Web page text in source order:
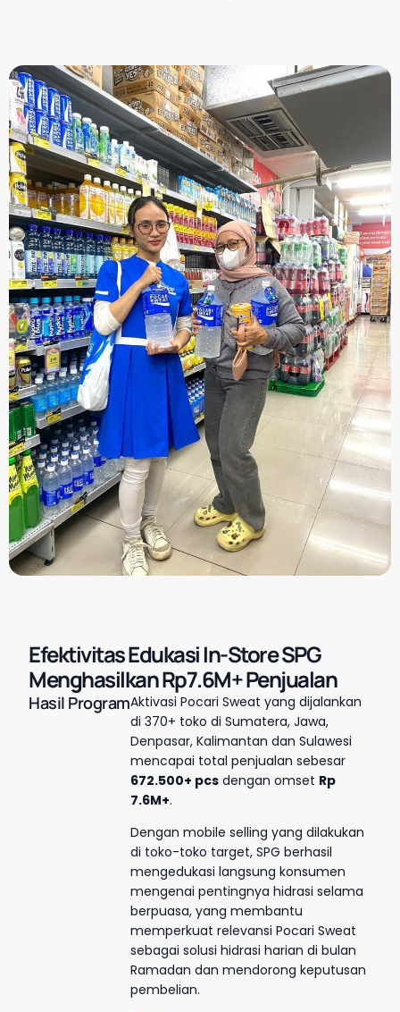
Efektivitas Edukasi In-Store SPG
Menghasilkan Rp7.6M+ Penjualan
Hasil ProgramAktivasi Pocari Sweat yang dijalankan
di 370+ toko di Sumatera, Jawa,
Denpasar, Kalimantan dan Sulawesi
mencapai total penjualan sebesar
672.500+ pcsdengan omset Rp
7.6M+.
Dengan mobile selling yang dilakukan
di toko-toko target, SPG berhasil
mengedukasi langsung konsumen
mengenai pentingnya hidrasi selama
berpuasa, yang membantu
memperkuat relevansi Pocari Sweat
sebagai solusi hidrasi harian di bulan
Ramadan dan mendorong keputusan
pembelian.